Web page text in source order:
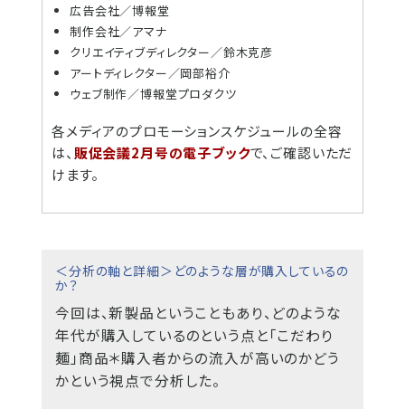
広告会社／博報堂
制作会社／アマナ
クリエイティブディレクター／鈴木克彦
アートディレクター／岡部裕介
ウェブ制作／博報堂プロダクツ
各メディアのプロモーションスケジュールの全容
は、 販促会議2月号の電子ブックで、ご確認いただ
けます。
＜分析の軸と詳細＞どのような層が購入しているの
か？
今回は、新製品ということもあり、どのような
年代が購入しているのという点と「こだわり
麺」商品＊購入者からの流入が高いのかどう
かという視点で分析した。